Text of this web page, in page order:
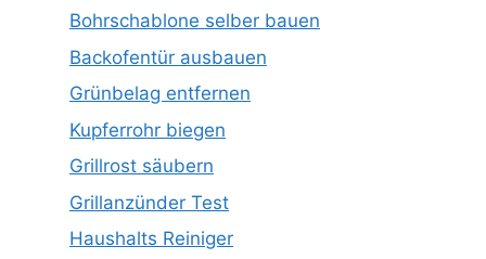
Bohrschablone selber bauen
Backofentür ausbauen
Grünbelag entfernen
Kupferrohr biegen
Grillrost säubern
Grillanzünder Test
Haushalts Reiniger